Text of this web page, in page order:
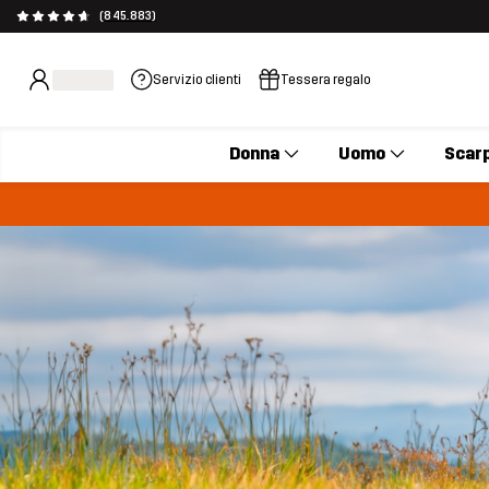
(845.883)
Servizio clienti Tessera regalo
Donna Uomo